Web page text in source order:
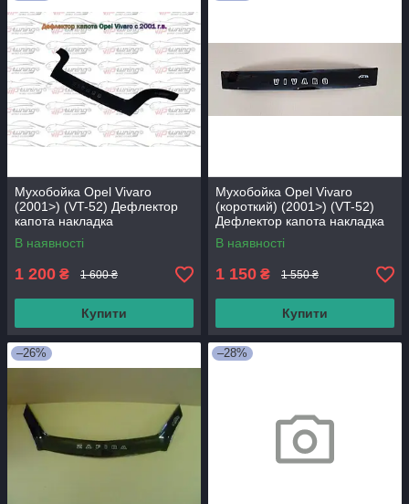
Мухобойка Opel Vivaro
(2001>) (VT-52) Дефлектор
капота накладка
В наявності
1 200 ₴ 1 600 ₴
Купити
Мухобойка Opel Vivaro
(короткий) (2001>) (VT-52)
Дефлектор капота накладка
В наявності
1 150 ₴ 1 550 ₴
Купити
–26% –28%